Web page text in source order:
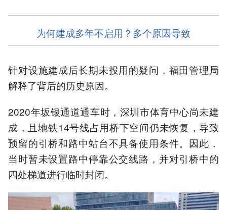
为何建成多年不启用？多个原因导致
针对设施建成后长期未投用的疑问，福田管理局
解释了背后的历史原因。
2020年坂银通道通车时，深圳市体育中心尚未建
成，且地铁14号线占用桥下空间仍未恢复，导致
预留的引桥和路中站台不具备使用条件。因此，
当时暂未设置路中停靠公交线路，并对引桥中的
四处梯道进行临时封闭。